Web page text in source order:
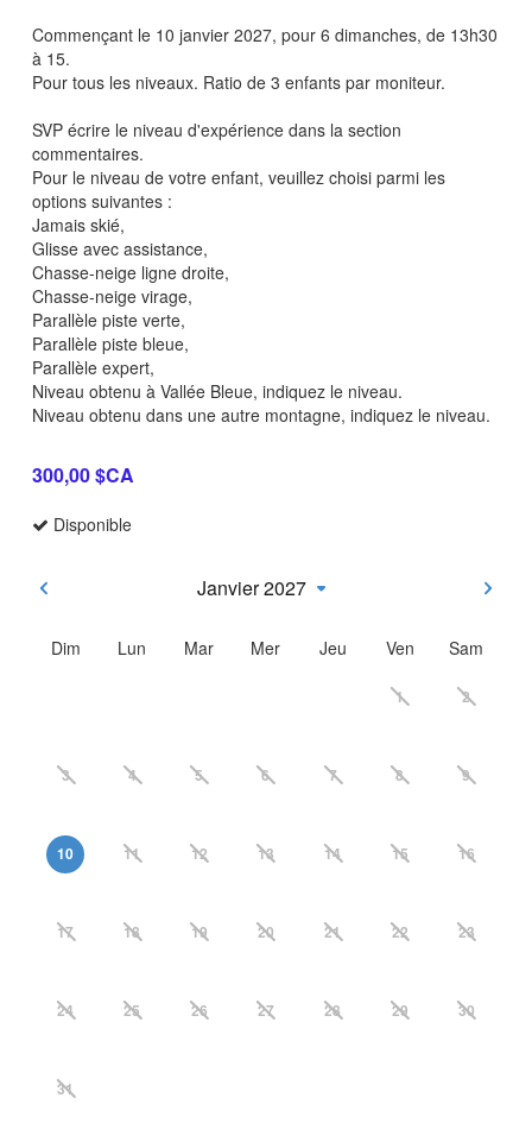
Commençant le 10 janvier 2027, pour 6 dimanches, de 13h30
à 15.
Pour tous les niveaux. Ratio de 3 enfants par moniteur.
SVP écrire le niveau d'expérience dans la section
commentaires.
Pour le niveau de votre enfant, veuillez choisi parmi les
options suivantes :
Jamais skié,
Glisse avec assistance,
Chasse-neige ligne droite,
Chasse-neige virage,
Parallèle piste verte,
Parallèle piste bleue,
Parallèle expert,
Niveau obtenu à Vallée Bleue, indiquez le niveau.
Niveau obtenu dans une autre montagne, indiquez le niveau.
300,00 $CA
Disponible
Janvier 2027
Dim Lun Mar Mer Jeu Ven Sam
1 2
3 4 5 6 7 8 9
10 11 12 13 14 15 16
17 18 19 20 21 22 23
24 25 26 27 28 29 30
31